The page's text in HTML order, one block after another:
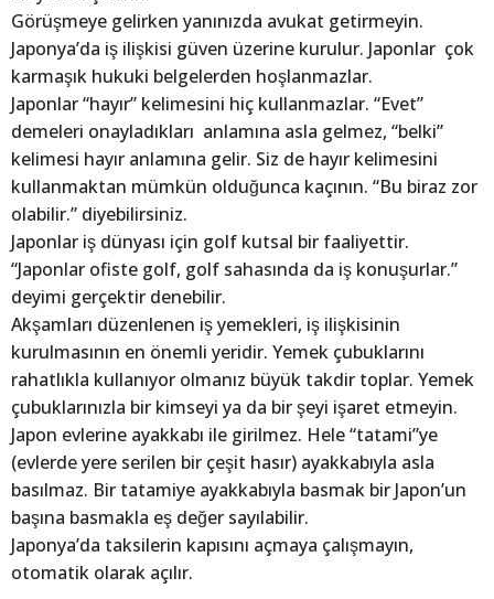
Görüşmeye gelirken yanınızda avukat getirmeyin.
Japonya’da iş ilişkisi güven üzerine kurulur. Japonlar çok
karmaşık hukuki belgelerden hoşlanmazlar.
Japonlar “hayır” kelimesini hiç kullanmazlar. “Evet”
demeleri onayladıkları anlamına asla gelmez, “belki”
kelimesi hayır anlamına gelir. Siz de hayır kelimesini
kullanmaktan mümkün olduğunca kaçının. “Bu biraz zor
olabilir.” diyebilirsiniz.
Japonlar iş dünyası için golf kutsal bir faaliyettir.
“Japonlar ofiste golf, golf sahasında da iş konuşurlar.”
deyimi gerçektir denebilir.
Akşamları düzenlenen iş yemekleri, iş ilişkisinin
kurulmasının en önemli yeridir. Yemek çubuklarını
rahatlıkla kullanıyor olmanız büyük takdir toplar. Yemek
çubuklarınızla bir kimseyi ya da bir şeyi işaret etmeyin.
Japon evlerine ayakkabı ile girilmez. Hele “tatami”ye
(evlerde yere serilen bir çeşit hasır) ayakkabıyla asla
basılmaz. Bir tatamiye ayakkabıyla basmak bir Japon’un
başına basmakla eş değer sayılabilir.
Japonya’da taksilerin kapısını açmaya çalışmayın,
otomatik olarak açılır.